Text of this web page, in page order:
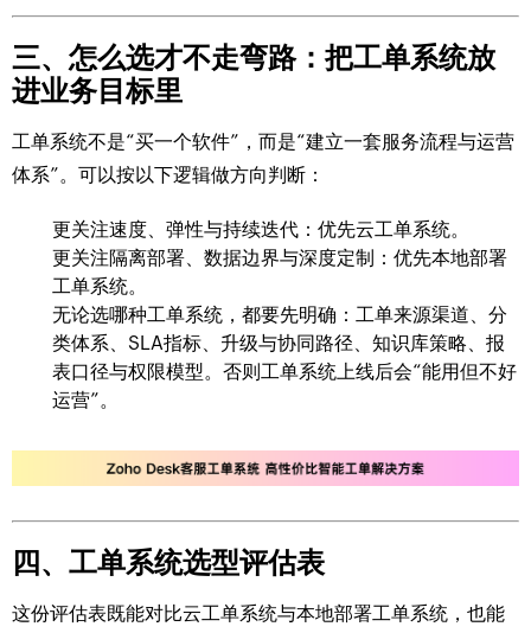
三、怎么选才不走弯路：把工单系统放
进业务目标里
工单系统不是“买一个软件”，而是“建立一套服务流程与运营
体系”。可以按以下逻辑做方向判断：
更关注速度、弹性与持续迭代：优先云工单系统。
更关注隔离部署、数据边界与深度定制：优先本地部署
工单系统。
无论选哪种工单系统，都要先明确：工单来源渠道、分
类体系、SLA指标、升级与协同路径、知识库策略、报
表口径与权限模型。否则工单系统上线后会“能用但不好
运营”。
四、工单系统选型评估表
这份评估表既能对比云工单系统与本地部署工单系统，也能